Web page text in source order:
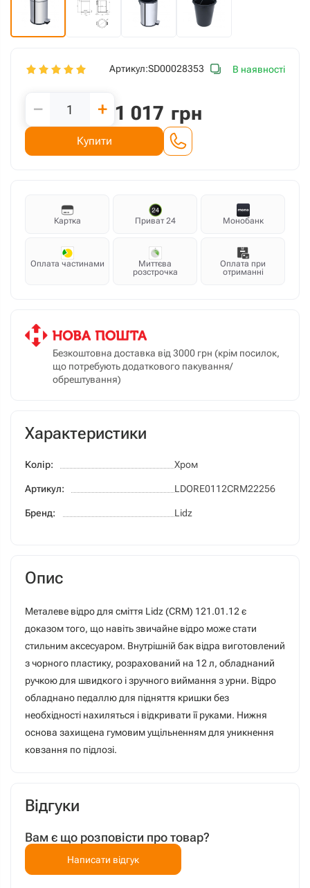
Артикул:SD00028353 В наявності
− + 1 017 грн
Купити
Картка Приват 24 Монобанк
Оплата частинами
Миттєва
розстрочка
Оплата при
отриманні
Безкоштовна доставка від 3000 грн (крім посилок,
що потребують додаткового пакування/
обрештування)
Характеристики
Колір: Хром
Артикул: LDORE0112CRM22256
Бренд: Lidz
Опис
Металеве відро для сміття Lidz (CRM) 121.01.12 є
доказом того, що навіть звичайне відро може стати
стильним аксесуаром. Внутрішній бак відра виготовлений
з чорного пластику, розрахований на 12 л, обладнаний
ручкою для швидкого і зручного виймання з урни. Відро
обладнано педаллю для підняття кришки без
необхідності нахиляться і відкривати її руками. Нижня
основа захищена гумовим ущільненням для уникнення
ковзання по підлозі.
Відгуки
Вам є що розповісти про товар?
Написати відгук